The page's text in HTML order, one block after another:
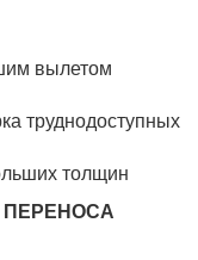
вылетом
труднодоступных
толщин
ПЕРЕНОСА